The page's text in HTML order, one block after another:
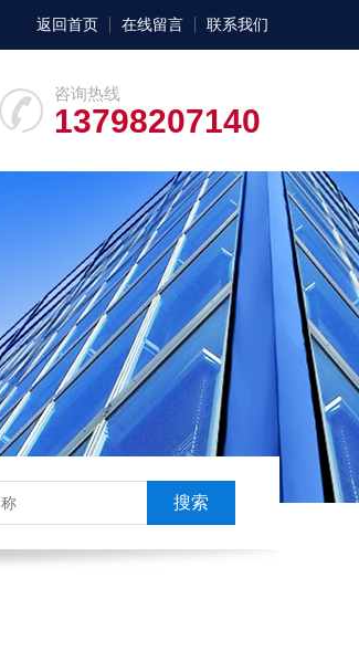
返回首页 在线留言 联系我们
咨询热线
13798207140